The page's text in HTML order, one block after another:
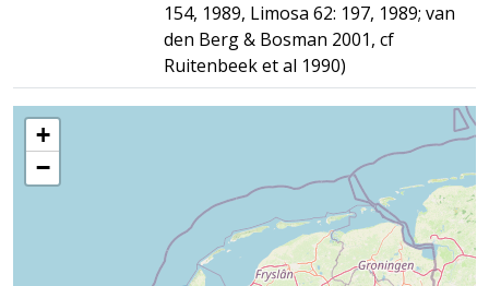
154, 1989, Limosa 62: 197, 1989; van
den Berg & Bosman 2001, cf
Ruitenbeek et al 1990)
+
−